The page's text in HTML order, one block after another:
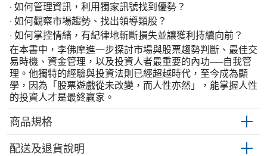
‧ 如何管理資訊，利用獨家訊號找到優勢？
‧ 如何觀察市場趨勢、找出領導類股？
‧ 如何掌控情緒，有紀律地斬斷損失並讓獲利持續向前？
在本書中，李佛摩進一步探討市場與股票趨勢判斷、最佳交
易時機、資金管理，以及投資人者最重要的內功──自我管
理。他獨特的經驗與投資法則已經超越時代，至今成為顯
學，因為「股票遊戲從未改變，而人性亦然」，能掌握人性
的投資人才是最終贏家。
商品規格
配送及退貨說明